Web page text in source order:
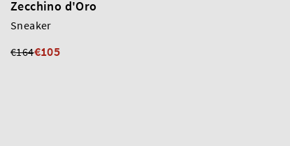
Zecchino d'Oro
Sneaker
€164€105